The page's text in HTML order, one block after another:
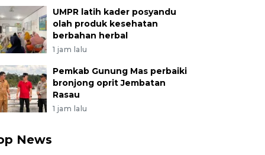
UMPR latih kader posyandu
olah produk kesehatan
berbahan herbal
1 jam lalu
Pemkab Gunung Mas perbaiki
bronjong oprit Jembatan
Rasau
1 jam lalu
News